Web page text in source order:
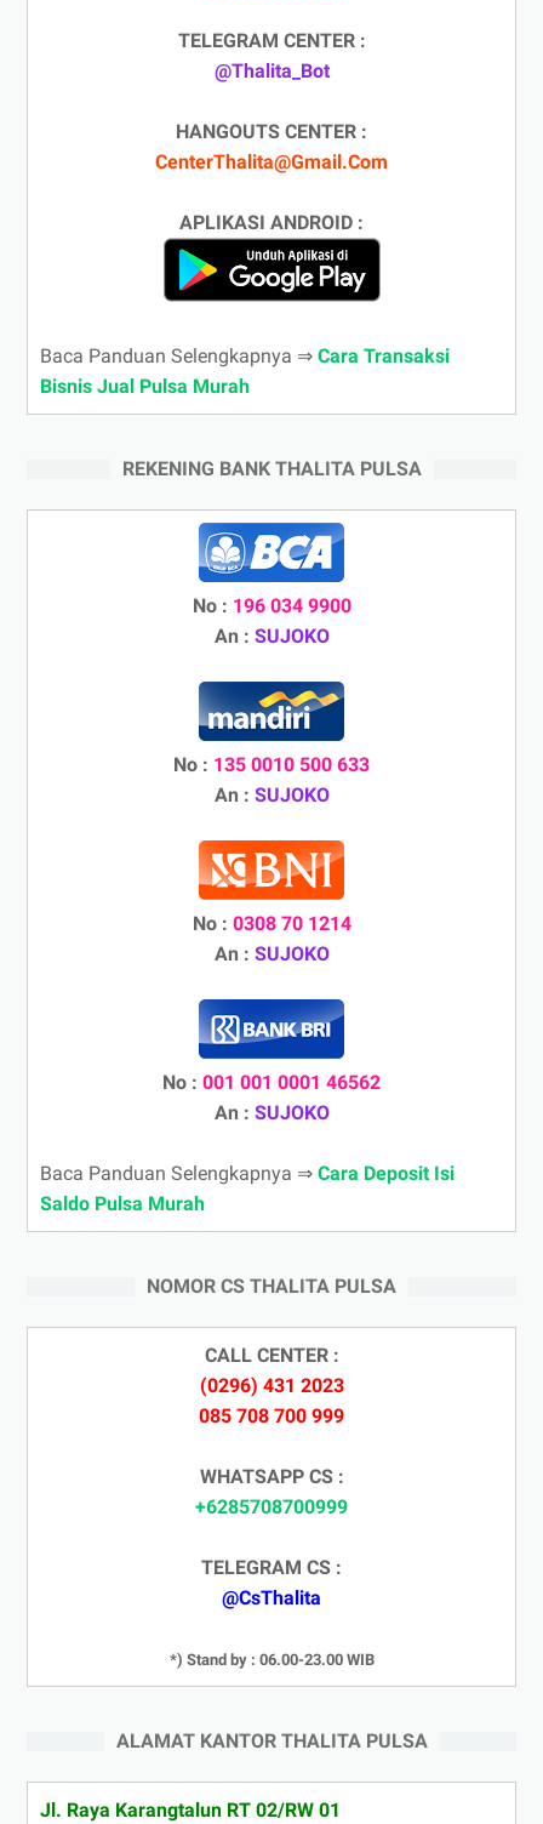
TELEGRAM CENTER :
@Thalita_Bot
HANGOUTS CENTER :
CenterThalita@Gmail.Com
APLIKASI ANDROID :
Baca Panduan Selengkapnya ⇒ Cara Transaksi
Bisnis Jual Pulsa Murah
REKENING BANK THALITA PULSA
No : 196 034 9900
An : SUJOKO
No : 135 0010 500 633
An : SUJOKO
No : 0308 70 1214
An : SUJOKO
No : 001 001 0001 46562
An : SUJOKO
Baca Panduan Selengkapnya ⇒ Cara Deposit Isi
Saldo Pulsa Murah
NOMOR CS THALITA PULSA
CALL CENTER :
(0296) 431 2023
085 708 700 999
WHATSAPP CS :
+6285708700999
TELEGRAM CS :
@CsThalita
*) Stand by : 06.00-23.00 WIB
ALAMAT KANTOR THALITA PULSA
Jl. Raya Karangtalun RT 02/RW 01